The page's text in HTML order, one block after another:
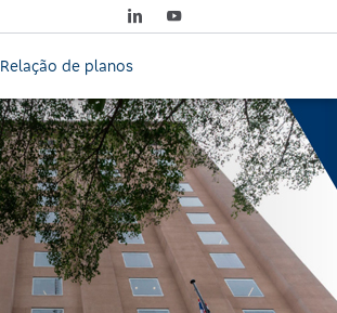
Relação de planos